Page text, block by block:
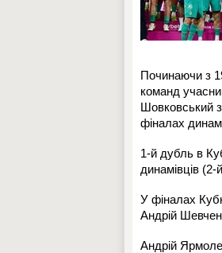
Починаючи з
команд
Шовковський
фіналах
1-й дубль в
динамівців (2-
У фіналах
Андрій
Андрій